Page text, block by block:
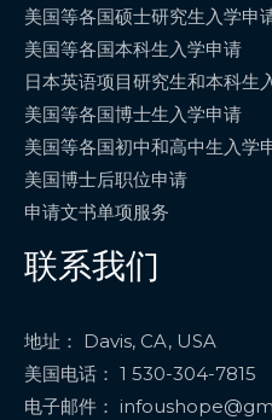
美国等各国硕士研究生入学申
美国等各国本科生入学申请
日本英语项目研究生和本科生
美国等各国博士生入学申请
美国等各国初中和高中生入学
美国博士后职位申请
申请文书单项服务
联系我们
地址： Davis, CA, USA
美国电话： 1 530-304-7815
电子邮件：